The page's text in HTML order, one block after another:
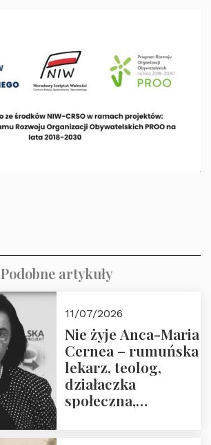
Podobne artykuły
11/07/2026
Nie żyje Anca-Maria
Cernea – rumuńska
lekarz, teolog,
działaczka
społeczna,